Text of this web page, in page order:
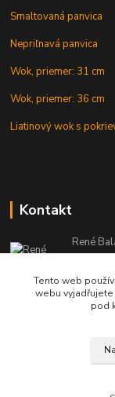
Smaltovaná panvica
Nepriľnavá panvica
Wok, priemer: 31 cm
Wok, priemer: 36 cm
Liatinový wok s
Kontakt
René
od 8:00 -
Copyright © 2014-
Tento web
webu vyjadřujete
pod